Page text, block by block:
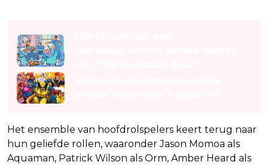
Het ensemble van hoofdrolspelers keert terug naar
hun geliefde rollen, waaronder Jason Momoa als
Aquaman, Patrick Wilson als Orm, Amber Heard als